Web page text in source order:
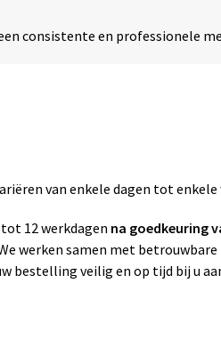
consistente en professionele
van enkele dagen tot enkele
12 werkdagen na goedkeuring
werken samen met
bestelling veilig en op tijd bij u